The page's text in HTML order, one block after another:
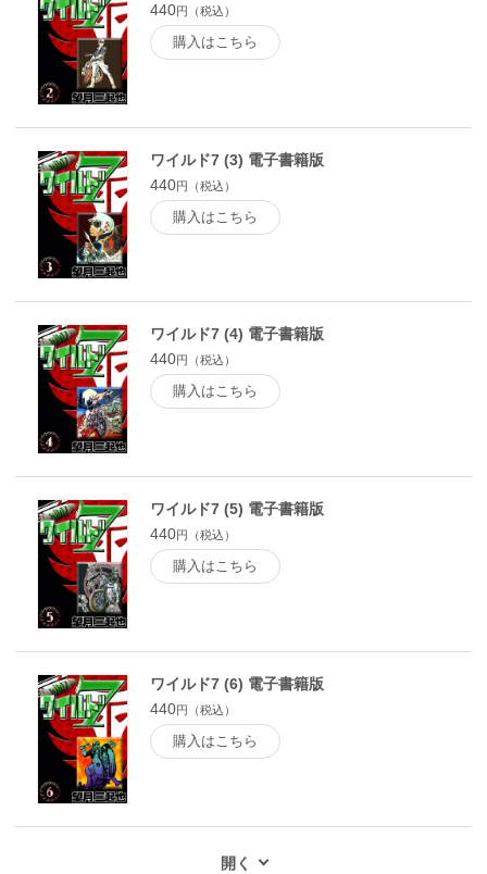
440円（税込）
購入はこちら
ワイルド7 (3) 電子書籍版
440円（税込）
購入はこちら
ワイルド7 (4) 電子書籍版
440円（税込）
購入はこちら
ワイルド7 (5) 電子書籍版
440円（税込）
購入はこちら
ワイルド7 (6) 電子書籍版
440円（税込）
購入はこちら